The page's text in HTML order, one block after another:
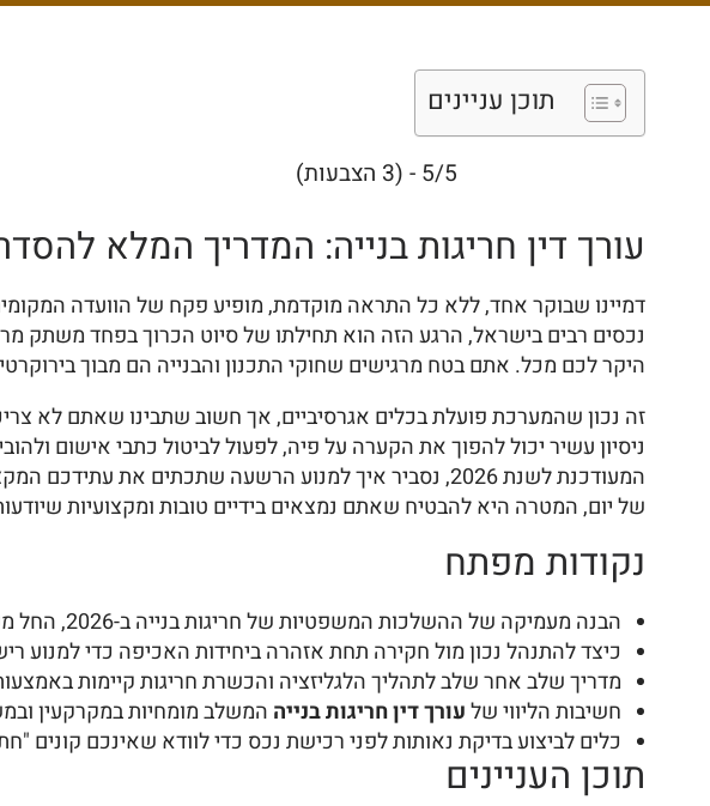
תוכן עניינים
5/5 - (3 הצבעות)
עורך דין חריגות בנייה: המדריך המלא
דמיינו שבוקר אחד, ללא כל התראה מוקדמת, מופיע פקח של הוועדה
נכסים רבים בישראל, הרגע הזה הוא תחילתו של סיוט הכרוך בפחד משתק
היקר לכם מכל. אתם בטח מרגישים שחוקי התכנון והבנייה הם מבוך
זה נכון שהמערכת פועלת בכלים אגרסיביים, אך חשוב שתבינו שאתם לא
ניסיון עשיר יכול להפוך את הקערה על פיה, לפעול לביטול כתבי אישום
המעודכנת לשנת 2026, נסביר איך למנוע הרשעה שתכתים
של יום, המטרה היא להבטיח שאתם נמצאים בידיים טובות ומקצועיות
נקודות מפתח
הבנה מעמיקה של ההשלכות המשפטיות של חריגות בנייה ב-2026, החל מקנסות כספיים ועד לצווי הריסה.
כיצד להתנהל נכון מול חקירה תחת אזהרה ביחידות האכיפה כדי למנוע
מדריך שלב אחר שלב לתהליך הלגליזציה והכשרת חריגות קיימות
חשיבות הליווי שלעורך דין חריגות בנייה המשלב מומחיות במקרקעין
כלים לביצוע בדיקת נאותות לפני רכישת נכס כדי לוודא שאינכם קונים
תוכן העניינים